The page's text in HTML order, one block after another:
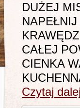
DUŻEJ
CAŁEJ
CIENKA
Czytaj dalej